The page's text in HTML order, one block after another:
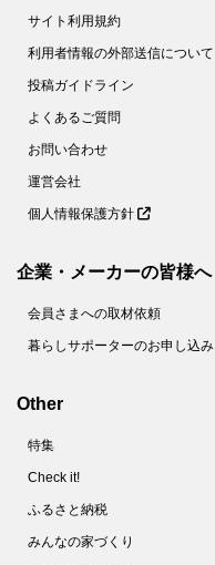
サイト利用規約
利用者情報の外部送信について
投稿ガイドライン
よくあるご質問
お問い合わせ
運営会社
個人情報保護方針
企業・メーカーの皆様へ
会員さまへの取材依頼
暮らしサポーターのお申し込み
Other
特集
Check it!
ふるさと納税
みんなの家づくり